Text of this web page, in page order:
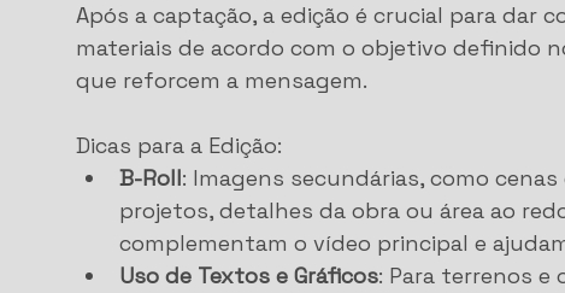
Após a captação, a edição é crucial para dar
materiais de acordo com o objetivo definido
que reforcem a mensagem.
Dicas para a Edição:
B-Roll: Imagens secundárias, como
projetos, detalhes da obra ou área ao
complementam o vídeo principal e
Uso de Textos e Gráficos: Para terrenos e